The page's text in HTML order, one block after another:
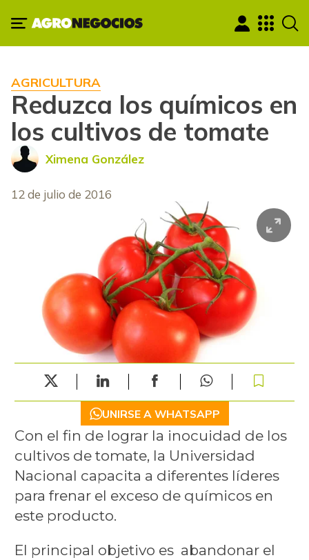
AGRICULTURA
Reduzca los químicos en
los cultivos de tomate
Ximena González
12 de julio de 2016
UNIRSE A WHATSAPP
Con el fin de lograr la inocuidad de los
cultivos de tomate, la Universidad
Nacional capacita a diferentes líderes
para frenar el exceso de químicos en
este producto.
El principal objetivo es abandonar el